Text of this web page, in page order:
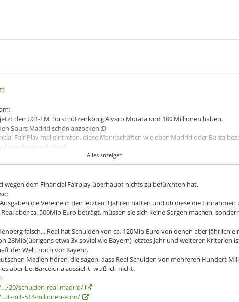
den U21-EM Torschützenkönig Alvaro Morata und 100 Millionen haben.
Spurs Madrid schön abzocken ;D
Fair Play mal eintreten, diese Mannschaften wie eben Madrid oder Barca
steigt und steigt..
Bastos geht für 4 Millionen zu Al Ain.
Schritt nach vorne, da in der Wüste die besten Teams sind und die
keinen Stammplatz bei Schalke zerstöre ich meine Karriere und gehe zu
fette Kohle" lol.
als mittelklein bezeichnen..^^
Alles anzeigen
wegen dem Financial Fairplay überhaupt nichts zu befürchten hat.
die Vereine in den letzten 3 Jahren hatten und ob diese die Einnahmen
aber ca. 500Mio Euro beträgt, müssen sie sich keine Sorgen machen,
falsch... Real hat Schulden von ca. 120Mio Euro von denen aber jährlich
28Mio(übrigens etwa 3x soviel wie Bayern) letztes Jahr und weiteren Kriterien
der Welt, noch vor Bayern.
Medien hören, die sagen, dass Real Schulden von mehreren Hundert
aber bei Barcelona aussieht, weiß ich nicht.
20/schulden-real-madrid/
mit-514-milionen-euro/